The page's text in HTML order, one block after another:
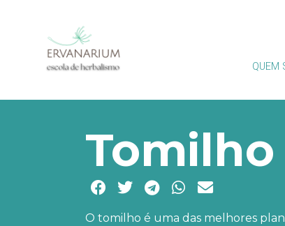
QUEM
Tomilho
O tomilho é uma das melhores